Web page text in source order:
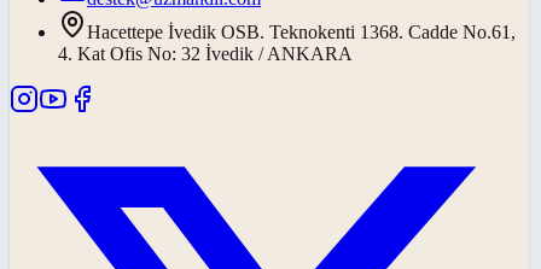
Hacettepe İvedik OSB. Teknokenti 1368. Cadde No.61,
4. Kat Ofis No: 32 İvedik / ANKARA